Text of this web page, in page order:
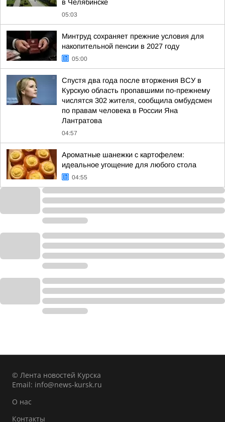
в Челябинске
05:03
Минтруд сохраняет прежние условия для
накопительной пенсии в 2027 году
05:00
Спустя два года после вторжения ВСУ в
Курскую область пропавшими по-прежнему
числятся 302 жителя, сообщила омбудсмен
по правам человека в России Яна
Лантратова
04:57
Ароматные шанежки с картофелем:
идеальное угощение для любого стола
04:55
© Лента новостей Курска
Email: info@news-kursk.ru
О нас
Контакты